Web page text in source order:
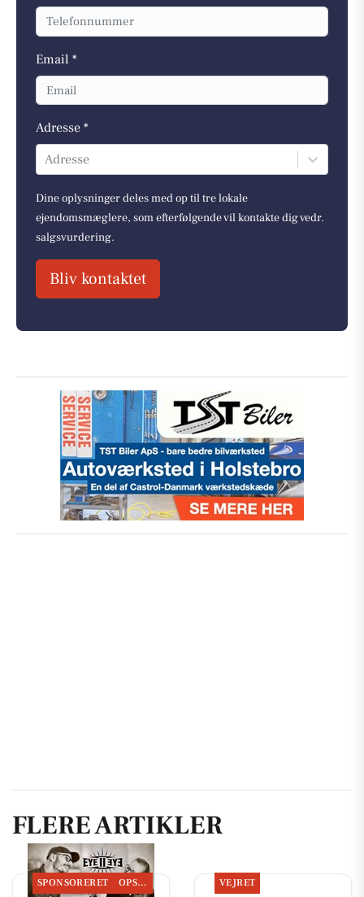
Email *
Adresse *
Adresse
Dine oplysninger deles med op til tre lokale
ejendomsmæglere, som efterfølgende vil kontakte dig vedr.
salgsvurdering.
Bliv kontaktet
FLERE ARTIKLER
SPONSORERET OPSLAGSTAVLEN VEJRET